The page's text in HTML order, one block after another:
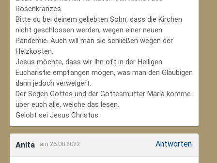
Rosenkranzes.
Bitte du bei deinem geliebten Sohn, dass die Kirchen
nicht geschlossen werden, wegen einer neuen
Pandemie. Auch will man sie schließen wegen der
Heizkosten.
Jesus möchte, dass wir Ihn oft in der Heiligen
Eucharistie empfangen mögen, was man den Gläubigen
dann jedoch verweigert.
Der Segen Gottes und der Gottesmutter Maria komme
über euch alle, welche das lesen.
Gelobt sei Jesus Christus.
Anita am 26.08.2022 Antworten